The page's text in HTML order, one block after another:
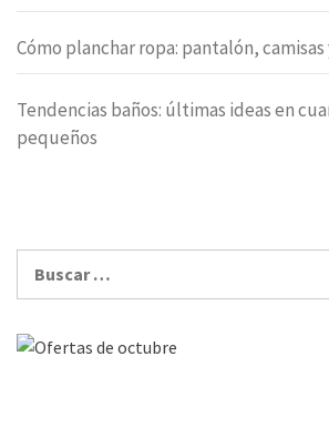
Cómo planchar ropa: pantalón, camisas
Tendencias baños: últimas ideas en
pequeños